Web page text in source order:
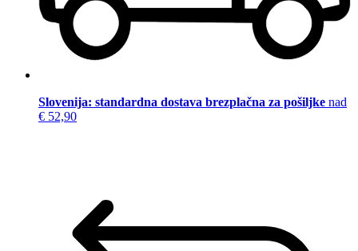
Slovenija: standardna dostava brezplačna za pošiljke nad
€ 52,90